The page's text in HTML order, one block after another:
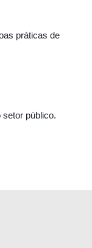
práticas de
público.